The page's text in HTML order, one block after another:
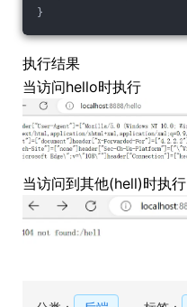
}
执行结果
当访问hello时执行
当访问到其他(hell)时执行